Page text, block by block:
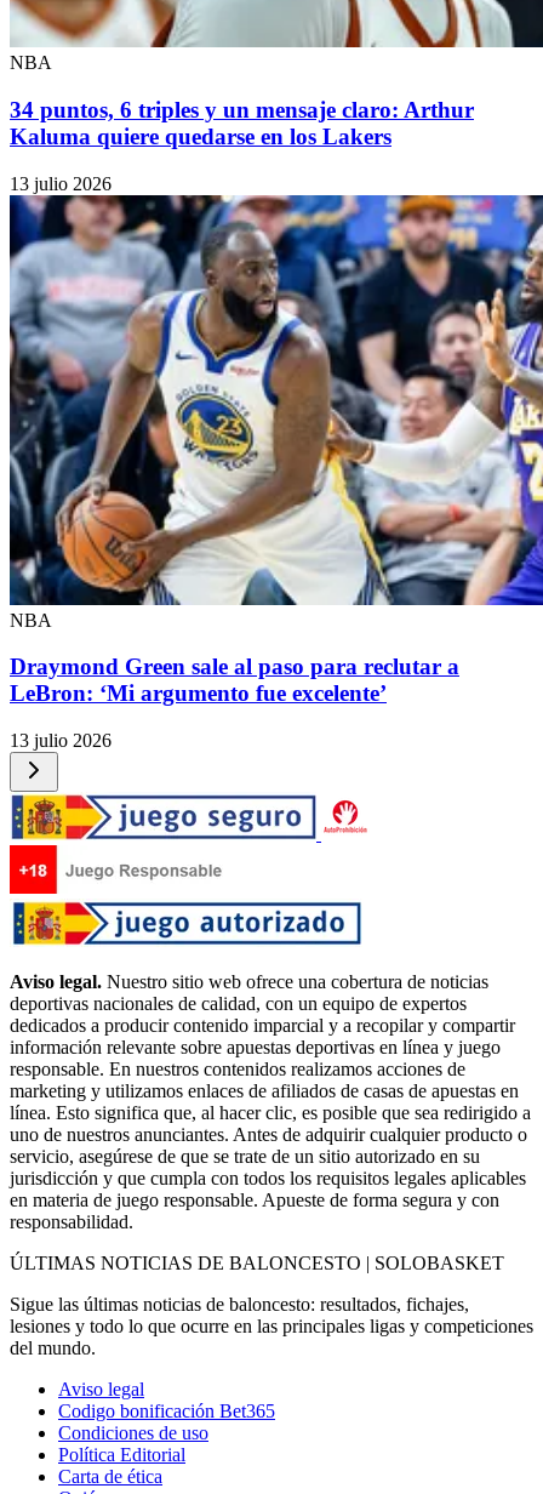
NBA
34 puntos, 6 triples y un mensaje claro: Arthur
Kaluma quiere quedarse en los Lakers
13 julio 2026
NBA
Draymond Green sale al paso para reclutar a
LeBron: ‘Mi argumento fue excelente’
13 julio 2026
Aviso legal. Nuestro sitio web ofrece una cobertura de noticias
deportivas nacionales de calidad, con un equipo de expertos
dedicados a producir contenido imparcial y a recopilar y compartir
información relevante sobre apuestas deportivas en línea y juego
responsable. En nuestros contenidos realizamos acciones de
marketing y utilizamos enlaces de afiliados de casas de apuestas en
línea. Esto significa que, al hacer clic, es posible que sea redirigido a
uno de nuestros anunciantes. Antes de adquirir cualquier producto o
servicio, asegúrese de que se trate de un sitio autorizado en su
jurisdicción y que cumpla con todos los requisitos legales aplicables
en materia de juego responsable. Apueste de forma segura y con
responsabilidad.
ÚLTIMAS NOTICIAS DE BALONCESTO | SOLOBASKET
Sigue las últimas noticias de baloncesto: resultados, fichajes,
lesiones y todo lo que ocurre en las principales ligas y competiciones
del mundo.
Aviso legal
Codigo bonificación Bet365
Condiciones de uso
Política Editorial
Carta de ética